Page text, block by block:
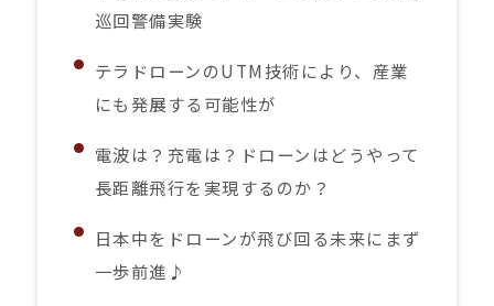
巡回警備実験
テラドローンのUTM技術により、産業
にも発展する可能性が
電波は？充電は？ドローンはどうやって
長距離飛行を実現するのか？
日本中をドローンが飛び回る未来にまず
一歩前進♪